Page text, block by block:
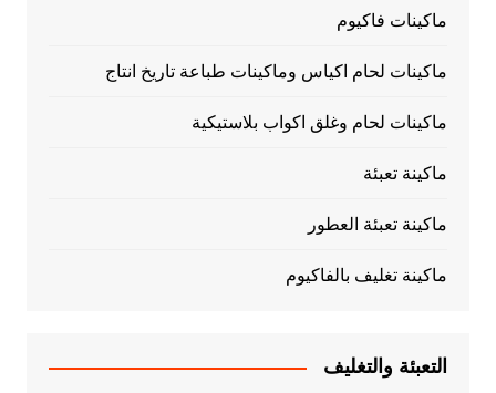
ماكينات فاكيوم
ماكينات لحام اكياس وماكينات طباعة تاريخ انتاج
ماكينات لحام وغلق اكواب بلاستيكية
ماكينة تعبئة
ماكينة تعبئة العطور
ماكينة تغليف بالفاكيوم
التعبئة والتغليف